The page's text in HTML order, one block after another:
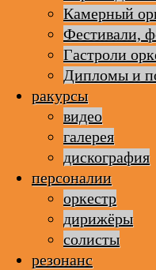
Камерный
Фестивали,
Гастроли
Дипломы и
ракурсы
видео
галерея
дискография
персоналии
оркестр
дирижёры
солисты
резонанс